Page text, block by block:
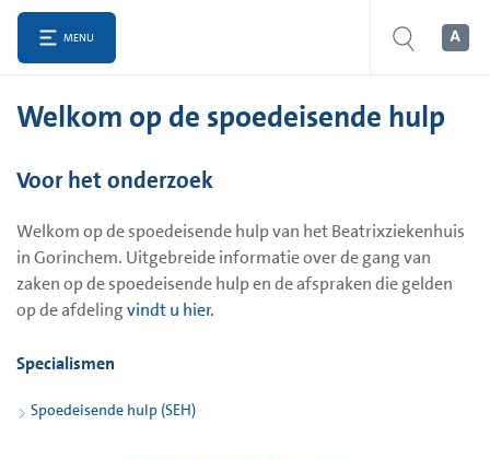
MENU
Welkom op de spoedeisende hulp
Voor het onderzoek
Welkom op de spoedeisende hulp van het Beatrixziekenhuis
in Gorinchem. Uitgebreide informatie over de gang van
zaken op de spoedeisende hulp en de afspraken die gelden
op de afdelingvindt u hier.
Specialismen
Spoedeisende hulp (SEH)